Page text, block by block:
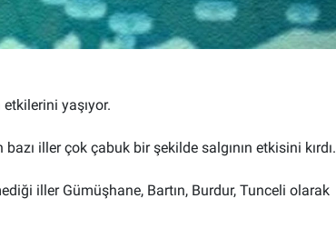
yaşıyor.
iller çok çabuk bir şekilde salgının etkisini kırdı.
iller Gümüşhane, Bartın, Burdur, Tunceli olarak